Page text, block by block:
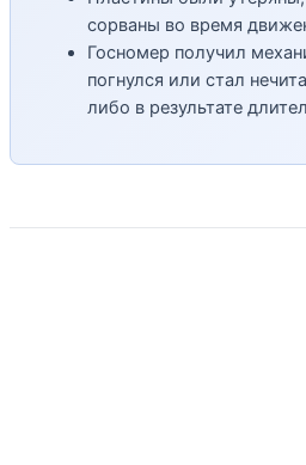
сорваны во время
Госномер получил
погнулся или стал
либо в результате